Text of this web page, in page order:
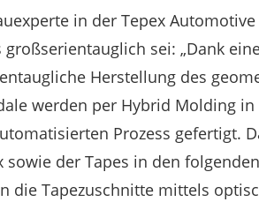
in der Tepex
sei: „Dank
Herstellung des
werden per Hybrid Molding
Prozess gefertigt.
sowie der Tapes in den
die Tapezuschnitte mittels